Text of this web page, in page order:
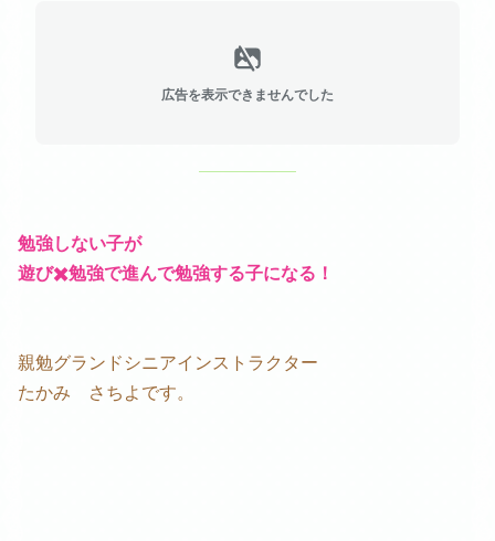
広告を表示できませんでした
勉強しない子が
遊び✖️勉強で進んで勉強する子になる！
親勉グランドシニアインストラクター
たかみ さちよです。